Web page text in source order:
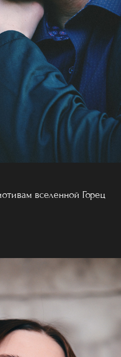
вселенной Горец